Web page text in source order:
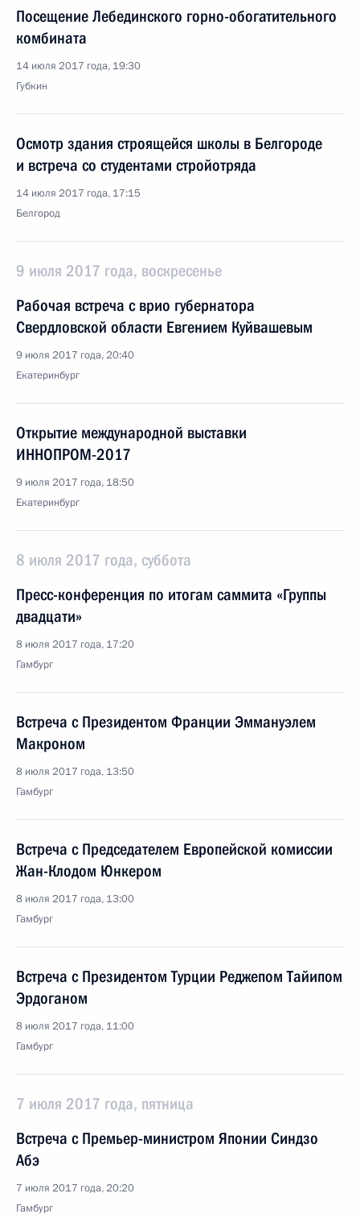
Посещение Лебединского горно-обогатительного
комбината
14 июля 2017 года, 19:30
Губкин
Осмотр здания строящейся школы в Белгороде
и встреча со студентами стройотряда
14 июля 2017 года, 17:15
Белгород
9 июля 2017 года, воскресенье
Рабочая встреча с врио губернатора
Свердловской области Евгением Куйвашевым
9 июля 2017 года, 20:40
Екатеринбург
Открытие международной выставки
ИННОПРОМ-2017
9 июля 2017 года, 18:50
Екатеринбург
8 июля 2017 года, суббота
Пресс-конференция по итогам саммита «Группы
двадцати»
8 июля 2017 года, 17:20
Гамбург
Встреча с Президентом Франции Эммануэлем
Макроном
8 июля 2017 года, 13:50
Гамбург
Встреча с Председателем Европейской комиссии
Жан-Клодом Юнкером
8 июля 2017 года, 13:00
Гамбург
Встреча с Президентом Турции Реджепом Тайипом
Эрдоганом
8 июля 2017 года, 11:00
Гамбург
7 июля 2017 года, пятница
Встреча с Премьер-министром Японии Синдзо
Абэ
7 июля 2017 года, 20:20
Гамбург